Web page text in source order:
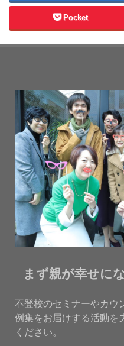
Pocket
まず親が幸せに
不登校のセミナーやカウ
例集をお届けする活動を
ください。